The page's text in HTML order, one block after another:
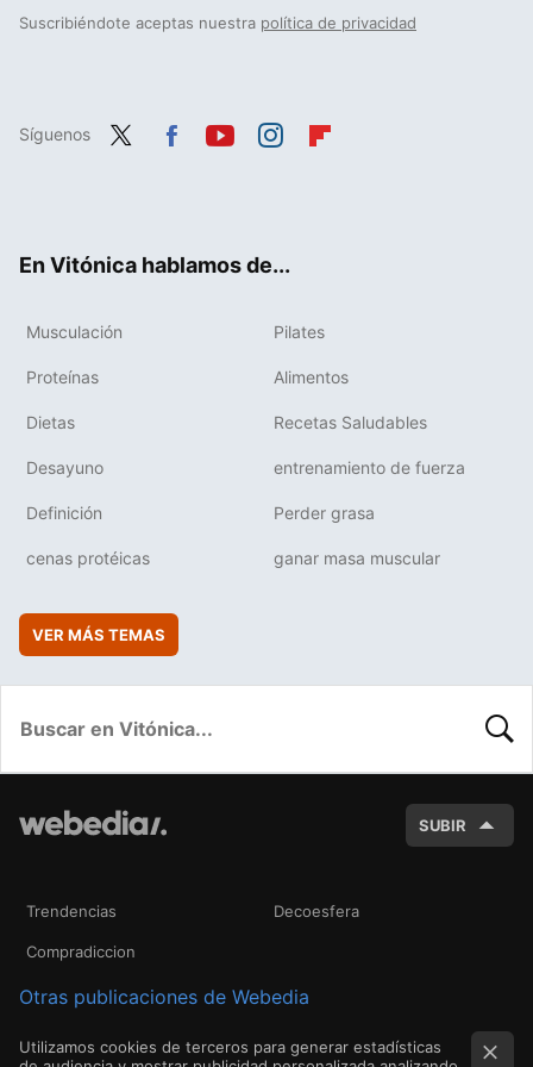
Suscribiéndote aceptas nuestra política de privacidad
Síguenos
En Vitónica hablamos de...
Musculación Pilates
Proteínas Alimentos
Dietas Recetas Saludables
Desayuno entrenamiento de fuerza
Definición Perder grasa
cenas protéicas ganar masa muscular
VER MÁS TEMAS
SUBIR
Trendencias Decoesfera
Compradiccion
Otras publicaciones de Webedia
Utilizamos cookies de terceros para generar estadísticas